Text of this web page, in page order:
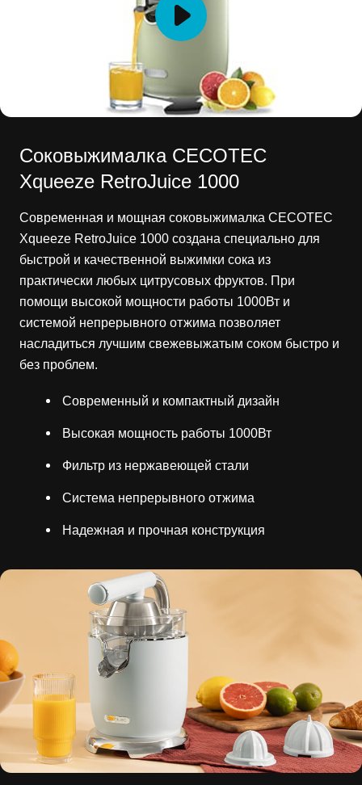
Соковыжималка CECOTEC
Xqueeze RetroJuice 1000
Современная и мощная соковыжималка CECOTEC
Xqueeze RetroJuice 1000 создана специально для
быстрой и качественной выжимки сока из
практически любых цитрусовых фруктов. При
помощи высокой мощности работы 1000Вт и
системой непрерывного отжима позволяет
насладиться лучшим свежевыжатым соком быстро и
без проблем.
Современный и компактный дизайн
Высокая мощность работы 1000Вт
Фильтр из нержавеющей стали
Система непрерывного отжима
Надежная и прочная конструкция